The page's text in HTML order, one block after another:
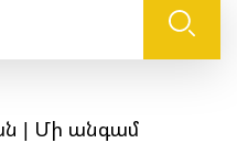
| Մի անգամ